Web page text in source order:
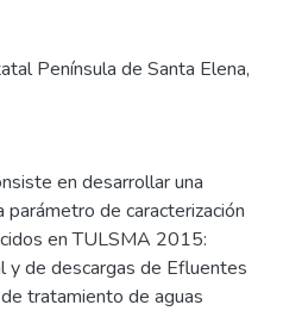
Península de Santa Elena,
en desarrollar una
de caracterización
en TULSMA 2015:
y de descargas de Efluentes
tratamiento de aguas